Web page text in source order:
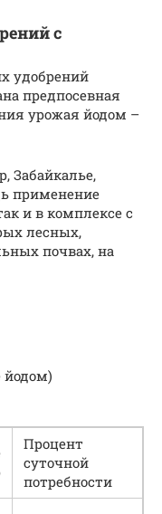
с
удобрений
предпосевная
урожая йодом –
Забайкалье,
применение
и в комплексе с
лесных,
почвах, на
йодом)
Процент
суточной
потребности